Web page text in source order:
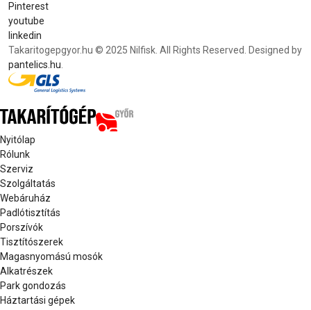
Pinterest
youtube
linkedin
Takaritogepgyor.hu © 2025 Nilfisk. All Rights Reserved. Designed by
pantelics.hu
Nyitólap
Rólunk
Szerviz
Szolgáltatás
Webáruház
Padlótisztítás
Porszívók
Tisztítószerek
Magasnyomású mosók
Alkatrészek
Park gondozás
Háztartási gépek